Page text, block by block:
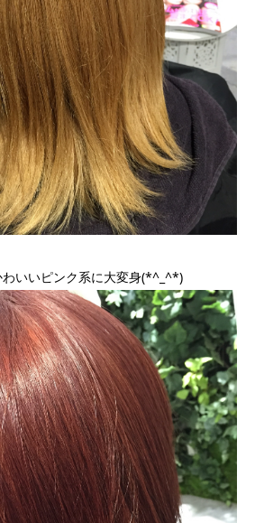
いいピンク系に大変身(*^_^*)